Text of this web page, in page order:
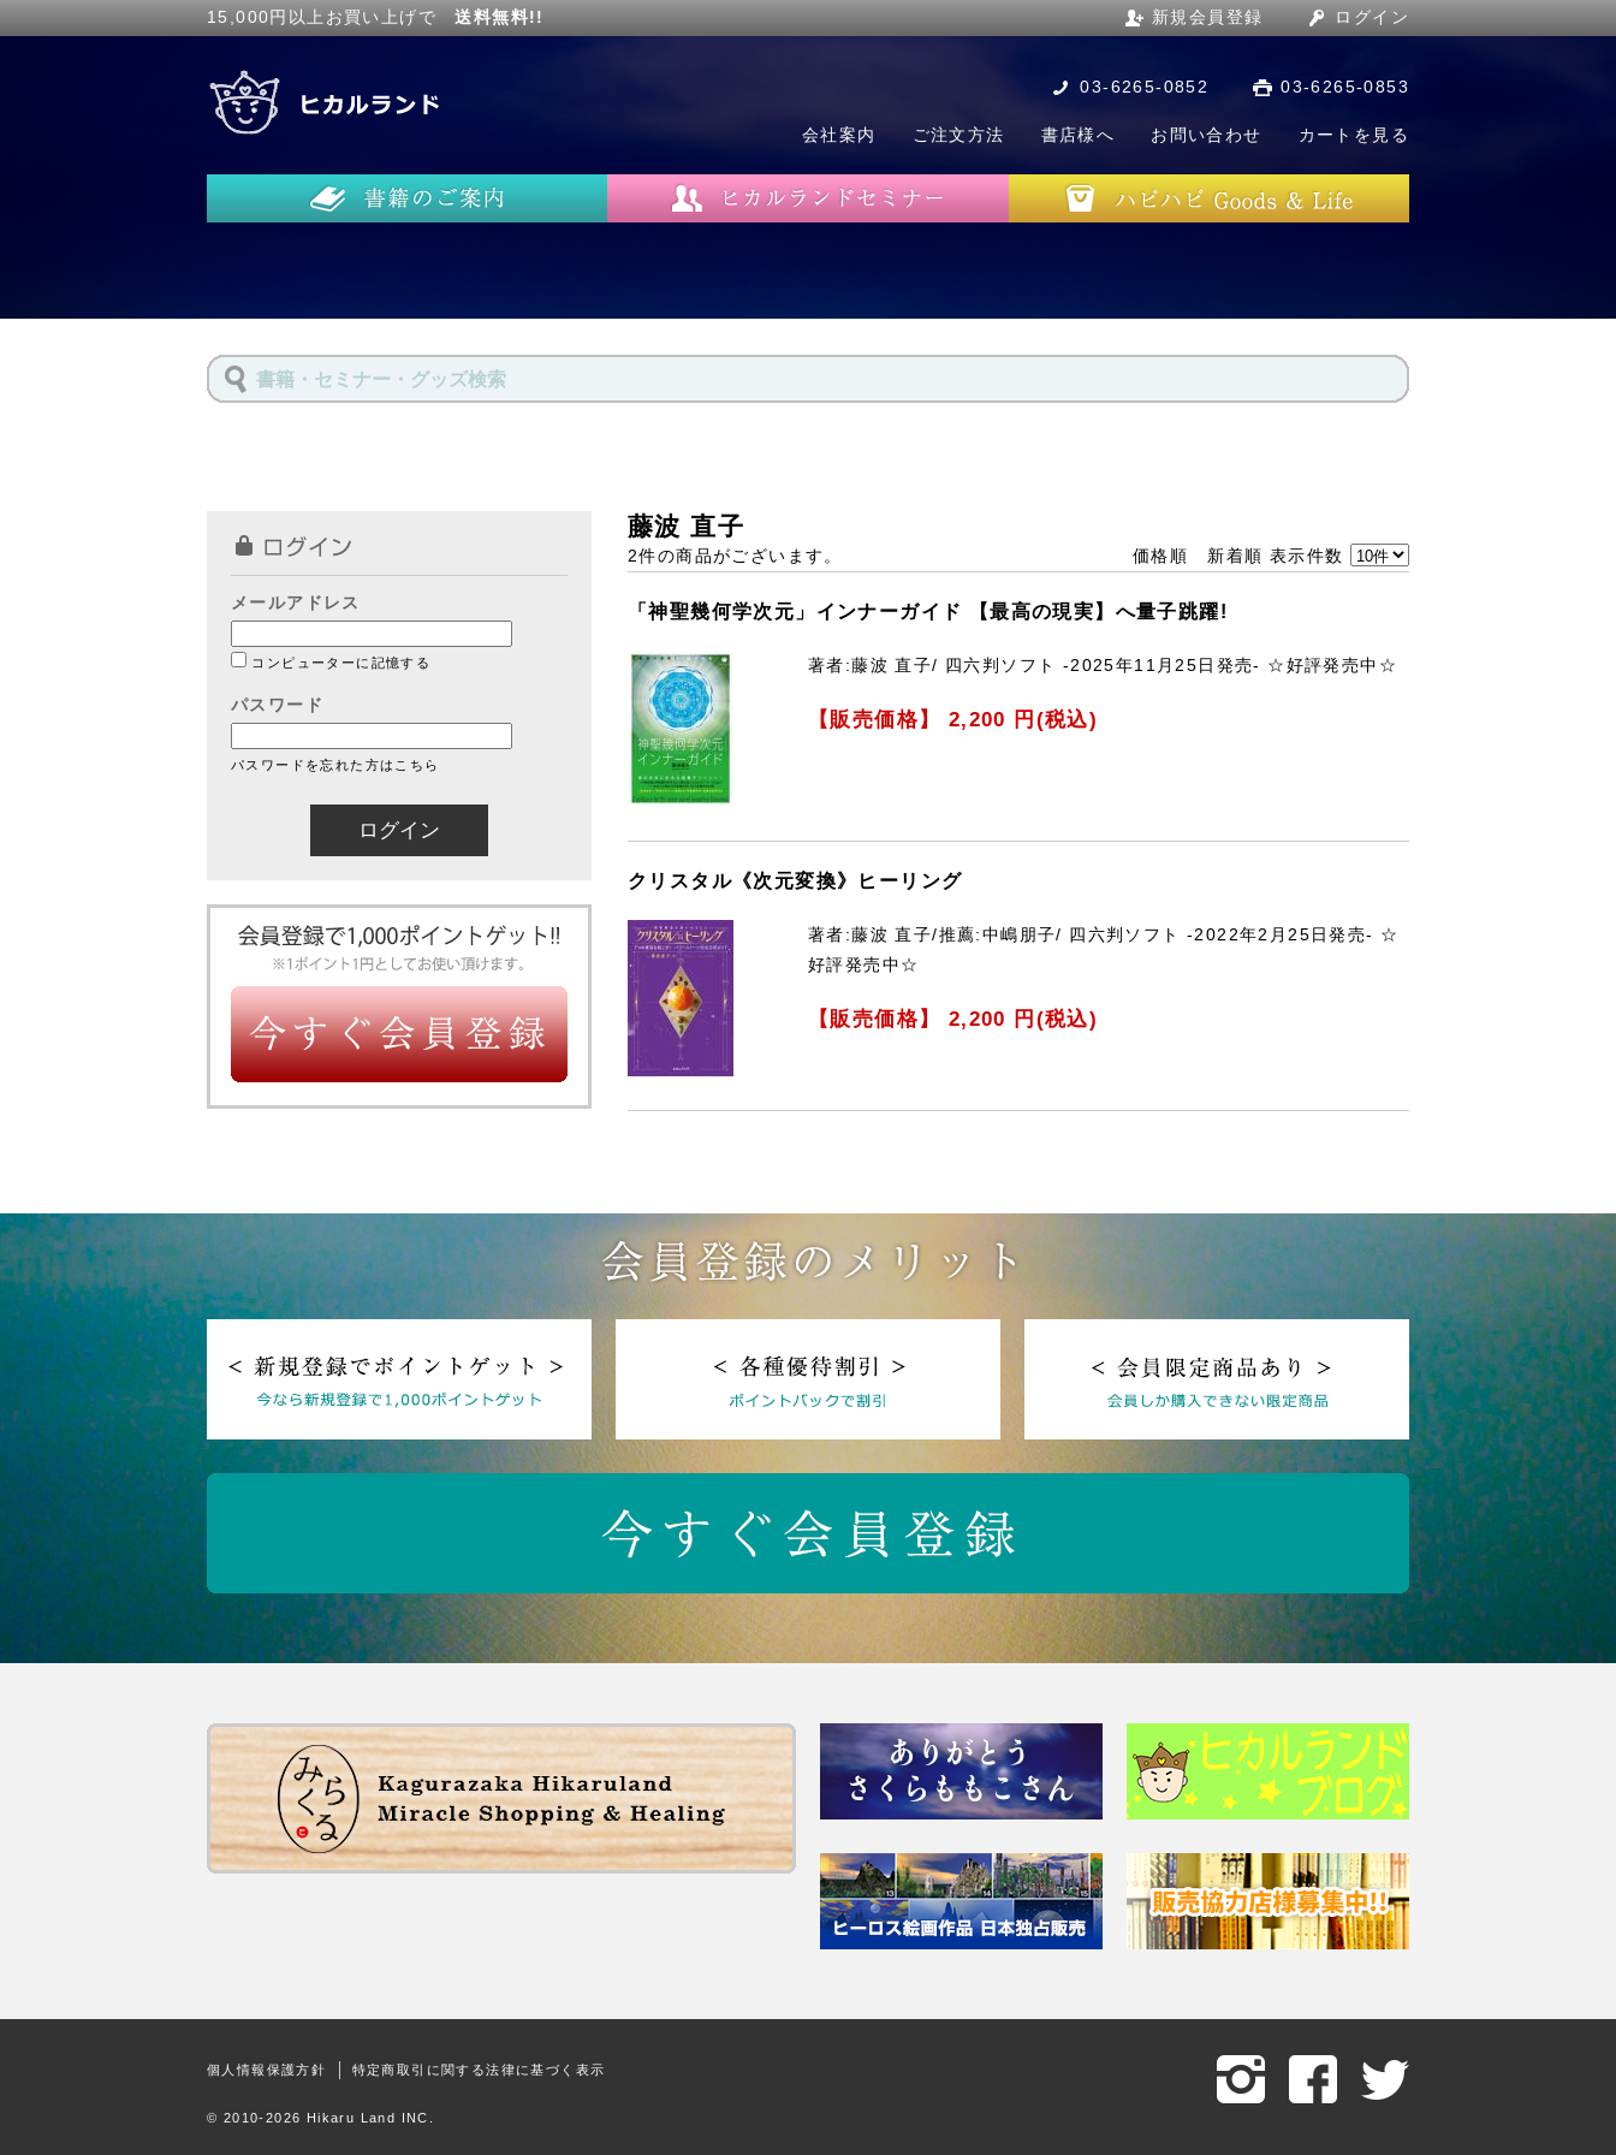
新規会員登録 ログイン
15,000円以上お買い上げで送料無料!!
03-6265-0852 03-6265-0853
会社案内 ご注文方法 書店様へ お問い合わせ カートを見る
メールアドレス
コンピューターに記憶する
パスワード
パスワードを忘れた方はこちら
藤波 直子
価格順 新着順 表示件数
2件の商品がございます。
「神聖幾何学次元」インナーガイド 【最高の現実】へ量子跳躍!
著者:藤波 直子/ 四六判ソフト -2025年11月25日発売- ☆好評発売中☆
【販売価格】 2,200 円(税込)
クリスタル《次元変換》ヒーリング
著者:藤波 直子/推薦:中嶋朋子/ 四六判ソフト -2022年2月25日発売- ☆
好評発売中☆
【販売価格】 2,200 円(税込)
個人情報保護方針 特定商取引に関する法律に基づく表示
© 2010-2026 Hikaru Land INC.